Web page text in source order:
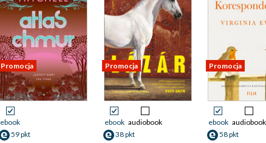
Promocja
ebook
59 pkt
Promocja
ebook audiobook
38 pkt
Promocja
ebook audiobook
58 pkt